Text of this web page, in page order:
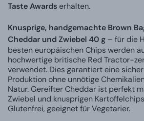
Taste Awards erhalten.
Knusprige, handgemachte Brown
Cheddar und Zwiebel 40 g – für die
besten europäischen Chips werden
hochwertige britische Red Tractor-
verwendet. Dies garantiert eine
Produktion ohne unnötige
Natur. Gereifter Cheddar ist perfekt
Zwiebel und knusprigen
Glutenfrei, geeignet für Vegetarier.